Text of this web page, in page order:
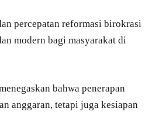
percepatan reformasi birokrasi
modern bagi masyarakat di
bahwa penerapan
anggaran, tetapi juga kesiapan